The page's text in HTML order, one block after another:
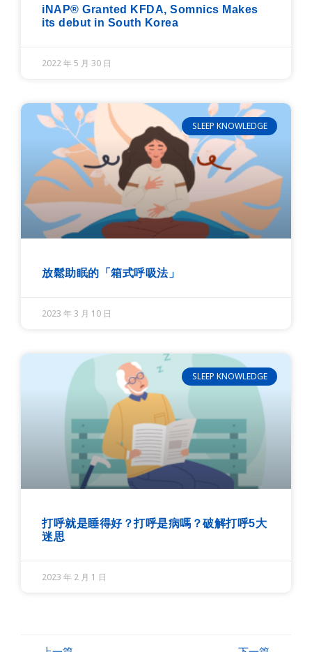
iNAP® Granted KFDA, Somnics Makes
its debut in South Korea
2022 年 5 月 30 日
SLEEP KNOWLEDGE
放鬆助眠的「箱式呼吸法」
2023 年 3 月 10 日
SLEEP KNOWLEDGE
打呼就是睡得好？打呼是病嗎？破解打呼5大
迷思
2023 年 2 月 1 日